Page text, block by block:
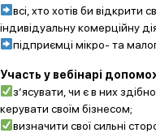
всі, хто хотів би відкрити
індивідуальну комерційну
підприємці мікро- та
Участь у вебінарі
з’ясувати, чи є в них
керувати своїм бізнесом;
визначити свої сильні